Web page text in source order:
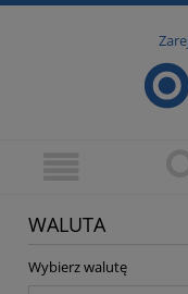
WALUTA
Wybierz walutę